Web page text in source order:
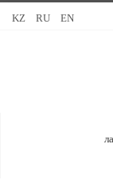
KZ RU EN